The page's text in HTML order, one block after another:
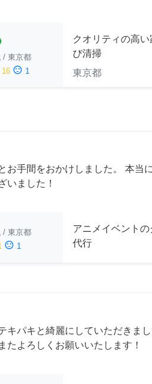
/ 東京都
16 sentiment_dissatisfied 1
クオリティの高い
び清掃
東京都
お手間をおかけしました。 本当
いました！
/ 東京都
sentiment_dissatisfied 1
アニメイベントの
代行
キパキと綺麗にしていただきま
たよろしくお願いいたします！